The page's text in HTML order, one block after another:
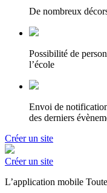
De nombreux
Possibilité de
l’école
Envoi de
des derniers
Créer un site
Créer un site
L’application mobile